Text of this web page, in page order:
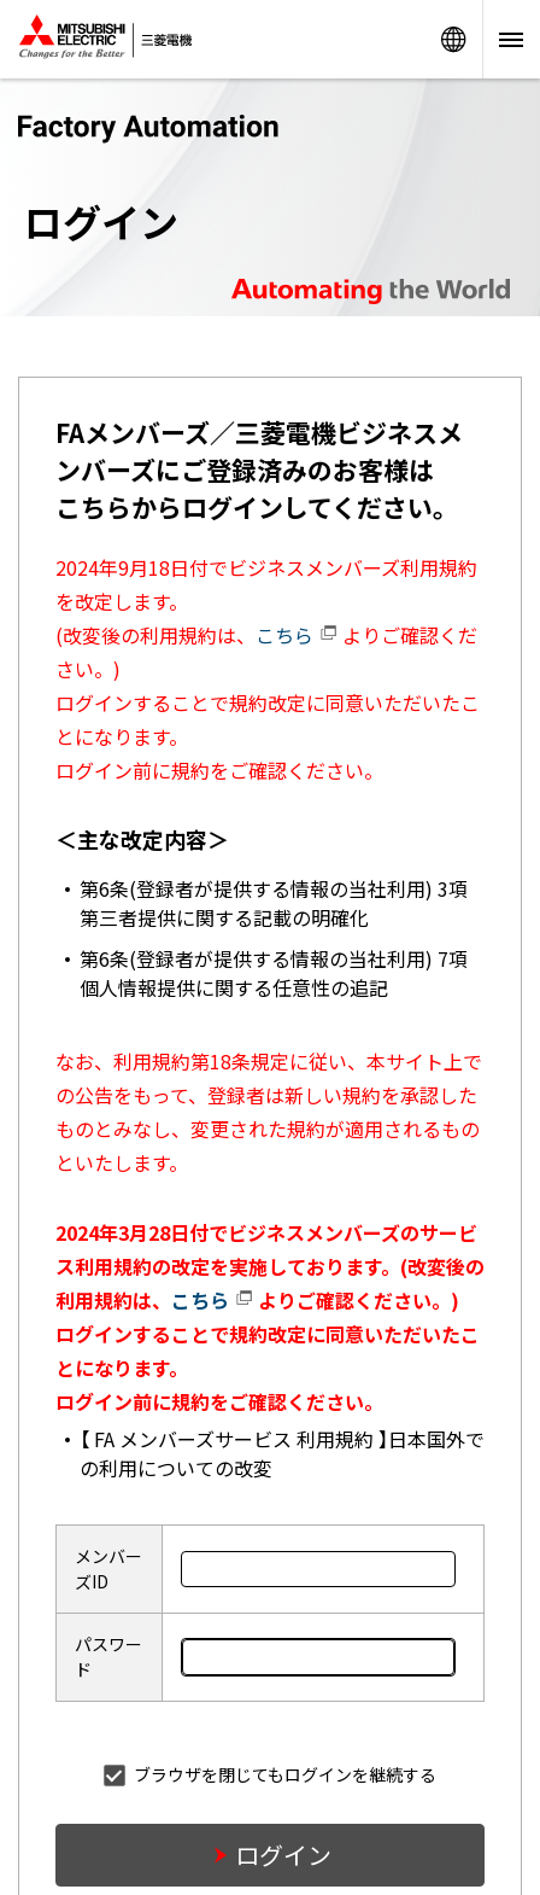
ログイン
FAメンバーズ／三菱電機ビジネスメ
ンバーズにご登録済みのお客様は
こちらからログインしてください。
2024年9月18日付でビジネスメンバーズ利用規約
を改定します。
(改変後の利用規約は、 こちら
よりご確認くだ
さい。)
ログインすることで規約改定に同意いただいたこ
とになります。
ログイン前に規約をご確認ください。
＜主な改定内容＞
第6条(登録者が提供する情報の当社利用) 3項
第三者提供に関する記載の明確化
第6条(登録者が提供する情報の当社利用) 7項
個人情報提供に関する任意性の追記
なお、利用規約第18条規定に従い、本サイト上で
の公告をもって、登録者は新しい規約を承認した
ものとみなし、変更された規約が適用されるもの
といたします。
2024年3月28日付でビジネスメンバーズのサービ
ス利用規約の改定を実施しております。(改変後の
利用規約は、 こちら
よりご確認ください。)
ログインすることで規約改定に同意いただいたこ
とになります。
ログイン前に規約をご確認ください。
【 FA メンバーズサービス 利用規約 】日本国外で
の利用についての改変
メンバー
ズID
パスワー
ド
ブラウザを閉じてもログインを継続する
ログイン